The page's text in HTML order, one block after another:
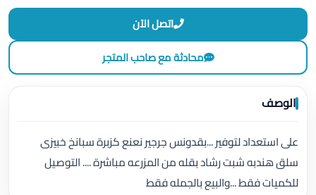
اتصل الآن
محادثة مع صاحب المتجر
الوصف
على استعداد لتوفير ...بقدونس جرجير نعنع كزبرة سبانخ خبيزى
سلق هندبه شبت رشاد بقله من المزرعه مباشرة .... التوصيل
للكميات فقط ...والبيع بالجمله فقط